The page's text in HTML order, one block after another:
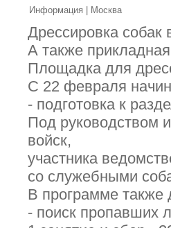
Информация | Москва
Дрессировка
А также
Площадка для
С 22 февраля
- подготовка к
Под руководством
войск,
участника
со служебными
В программе также
- поиск пропавших